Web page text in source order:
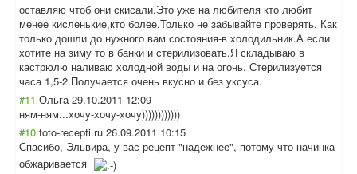
оставляю чтоб они скисали.Это уже на любителя кто любит
менее кисленькие,кто более.Только не забывайте проверять. Как
только дошли до нужного вам состояния-в холодильник.А если
хотите на зиму то в банки и стерилизовать.Я складываю в
кастрюлю наливаю холодной воды и на огонь. Стерилизуется
часа 1,5-2.Получается очень вкусно и без уксуса.
#11 Ольга 29.10.2011 12:09
ням-ням...хочу-хочу-хочу))))))))))))
#10 foto-recepti.ru 26.09.2011 10:15
Спасибо, Эльвира, у вас рецепт "надежнее", потому что начинка
обжаривается